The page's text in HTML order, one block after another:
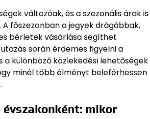
változóak, és a szezonális árak is
főszezonban a jegyek drágábbak,
bérletek vásárlása segíthet
során érdemes figyelni a
a különböző közlekedési lehetőségek
minél több élményt beleférhessen
évszakonként: mikor